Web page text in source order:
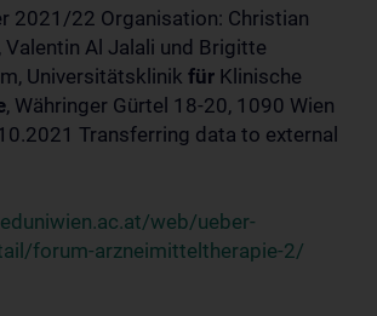
2021/22 Organisation: Christian
Valentin Al Jalali und Brigitte
Universitätsklinik für Klinische
, Währinger Gürtel 18-20, 1090 Wien
Transferring data to external
web/ueber-
forum-arzneimitteltherapie-2/